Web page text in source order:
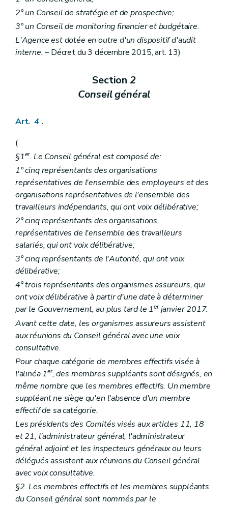
Art. 126
Section 3
Programmation et subventionnement
Art. 127
Art. 128
Art. 129
Observatoire du crédit et de l'endettement
Art. 130/1
Centres de service social
Chapitre Ier
Agrément
Titre V Aide sociale aux justiciables
Chapitre I
Définitions
Art. 134
Chapitre II Services d'aide sociale aux justiciables
Section 1re
Missions
Art. 135
Art. 136
Art. 137
Section 2 Agrément
Art. 138
Art. 140
Art. 142
Section 3
Subventionnement
Art. 143
Art. 144
Section 4 Volontariat
Art. 145
Art. 146
Titre VI
Chapitre I
Définitions
Art. 147
Chapitre II Subventionnement
Art. 148
Art. 149
Titre VII Aide aux gens du voyage
Art. 149/1
Art. 149/2
Chapitre II Accueil des gens du voyage
Section 1
Missions de l'organisme spécialisé en accueil des gens du voyage
Art. 149/3
Section 2 Reconnaissance de l'organisme spécialisé en accueil des gens du voyage
Art. 149/4
Art. 149/5
Art. 149/6
2° un Conseil de stratégie et de prospective;
3° un Conseil de monitoring financier et budgétaire.
L'Agence est dotée en outre d'un dispositif d'audit
interne.– Décret du 3 décembre 2015, art. 13)
Section 2
Conseil général
Art. 4 .
(
§1er. Le Conseil général est composé de:
1° cinq représentants des organisations
représentatives de l'ensemble des employeurs et des
organisations représentatives de l'ensemble des
travailleurs indépendants, qui ont voix délibérative;
2° cinq représentants des organisations
représentatives de l'ensemble des travailleurs
salariés, qui ont voix délibérative;
3° cinq représentants de l'Autorité, qui ont voix
délibérative;
4° trois représentants des organismes assureurs, qui
ont voix délibérative à partir d'une date à déterminer
par le Gouvernement, au plus tard le 1erjanvier 2017.
Avant cette date, les organismes assureurs assistent
aux réunions du Conseil général avec une voix
consultative.
Pour chaque catégorie de membres effectifs visée à
l'alinéa 1er, des membres suppléants sont désignés, en
même nombre que les membres effectifs. Un membre
suppléant ne siège qu'en l'absence d'un membre
effectif de sa catégorie.
Les présidents des Comités visés aux articles 11, 18
et 21, l'administrateur général, l'administrateur
général adjoint et les inspecteurs généraux ou leurs
délégués assistent aux réunions du Conseil général
avec voix consultative.
§2. Les membres effectifs et les membres suppléants
du Conseil général sont nommés par le